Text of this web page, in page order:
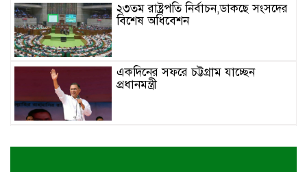
২৩তম রাষ্ট্রপতি নির্বাচন,ডাকছে সংসদের
বিশেষ অধিবেশন
একদিনের সফরে চট্টগ্রাম যাচ্ছেন
প্রধানমন্ত্রী
বিতরণী অনুষ্ঠিত